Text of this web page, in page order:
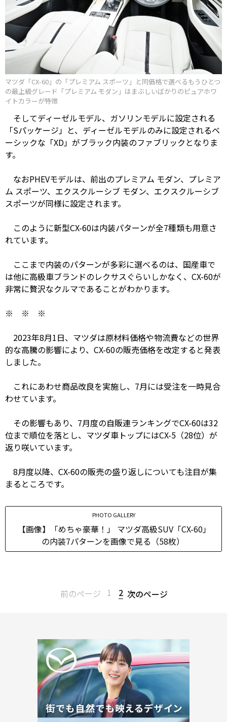
マツダ「CX-60」の「プレミアム スポーツ」と同価格で選べるもうひとつ
の最上級グレード「プレミアム モダン」はまぶしいばかりのピュアホワ
イトカラーが特徴
そしてディーゼルモデル、ガソリンモデルに設定される
「Sパッケージ」と、ディーゼルモデルのみに設定されるベ
ーシックな「XD」がブラック内装のファブリックとなりま
す。
なおPHEVモデルは、前出のプレミアム モダン、プレミア
ム スポーツ、エクスクルーシブ モダン、エクスクルーシブ
スポーツが同様に設定されます。
このように新型CX-60は内装パターンが全7種類も用意さ
れています。
ここまで内装のパターンが多彩に選べるのは、国産車で
は他に高級車ブランドのレクサスぐらいしかなく、CX-60が
非常に贅沢なクルマであることがわかります。
※ ※ ※
2023年8月1日、マツダは原材料価格や物流費などの世界
的な高騰の影響により、CX-60の販売価格を改定すると発表
しました。
これにあわせ商品改良を実施し、7月には受注を一時見合
わせています。
その影響もあり、7月度の自販連ランキングでCX-60は32
位まで順位を落とし、マツダ車トップにはCX-5（28位）が
返り咲いています。
8月度以降、CX-60の販売の盛り返しについても注目が集
まるところです。
PHOTO GALLERY
【画像】「めちゃ豪華！」 マツダ高級SUV「CX-60」
の内装7パターンを画像で見る（58枚）
前のページ 1 2 次のページ